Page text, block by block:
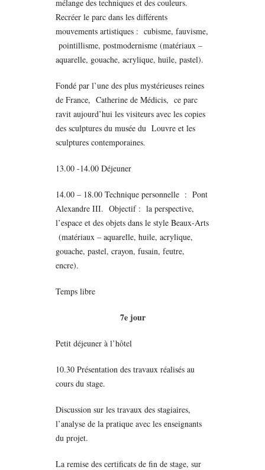
mélange des techniques et des couleurs.
Recréer le parc dans les différents
mouvements artistiques : cubisme, fauvisme,
pointillisme, postmodernisme (matériaux –
aquarelle, gouache, acrylique, huile, pastel).
Fondé par l’une des plus mystérieuses reines
de France, Catherine de Médicis, ce parc
ravit aujourd’hui les visiteurs avec les copies
des sculptures du musée du Louvre et les
sculptures contemporaines.
13.00 -14.00 Déjeuner
14.00 – 18.00 Technique personnelle : Pont
Alexandre III. Objectif : la perspective,
l’espace et des objets dans le style Beaux-Arts
(matériaux – aquarelle, huile, acrylique,
gouache, pastel, crayon, fusain, feutre,
encre).
Temps libre
7e jour
Petit déjeuner à l’hôtel
10.30 Présentation des travaux réalisés au
cours du stage.
Discussion sur les travaux des stagiaires,
l’analyse de la pratique avec les enseignants
du projet.
La remise des certificats de fin de stage, sur